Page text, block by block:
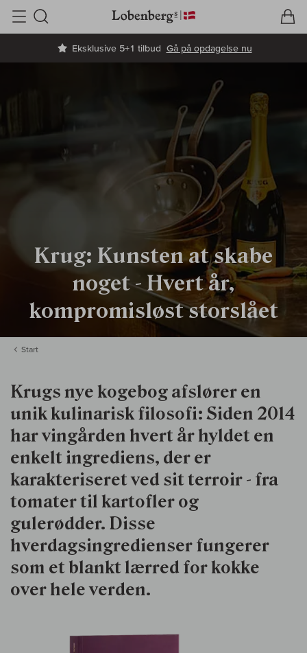
Eksklusive 5+1 tilbud Gå på opdagelse nu
Søg
Krug: Kunsten at skabe
noget -Hvert år,
kompromisløst storslået
Start
Krugs nye kogebog afslører en
unik kulinarisk filosofi: Siden 2014
har vingården hvert år hyldet en
enkelt ingrediens, der er
karakteriseret ved sit terroir - fra
tomater til kartofler og
gulerødder. Disse
hverdagsingredienser fungerer
som et blankt lærred for kokke
over hele verden.